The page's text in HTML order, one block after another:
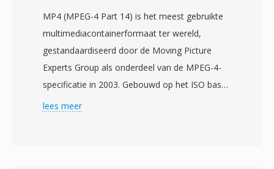
MP4 (MPEG-4 Part 14) is het meest gebruikte
multimediacontainerformaat ter wereld,
gestandaardiseerd door de Moving Picture
Experts Group als onderdeel van de MPEG-4-
specificatie in 2003. Gebouwd op het ISO base
media-bestandsformaat (MPEG-4 Part 12), dat
lees meer